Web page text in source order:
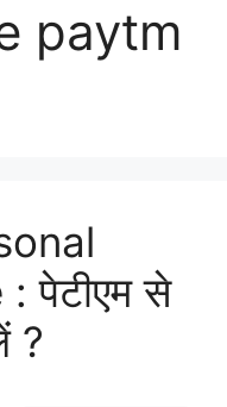
paytm
पेटीएम से
?